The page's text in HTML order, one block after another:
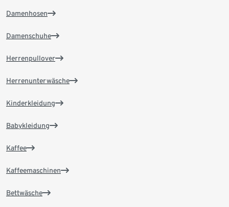
Damenhosen
Damenschuhe
Herrenpullover
Herrenunterwäsche
Kinderkleidung
Babykleidung
Kaffee
Kaffeemaschinen
Bettwäsche